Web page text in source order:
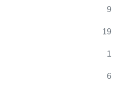
9
19
1
6